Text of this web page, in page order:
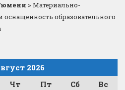
>Материально-
оснащенность образовательного
2026
Чт Пт Сб
Вс